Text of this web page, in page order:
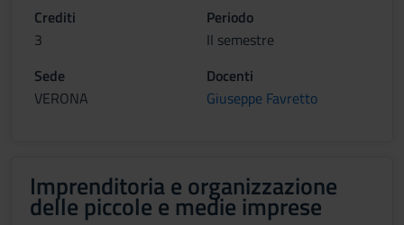
Crediti
3
Periodo
II semestre
Sede
VERONA
Docenti
Giuseppe Favretto
Imprenditoria e organizzazione
delle piccole e medie imprese